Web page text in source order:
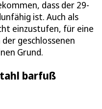
dass der 29-
ist. Auch als
einzustufen, für eine
geschlossenen
Grund.
barfuß